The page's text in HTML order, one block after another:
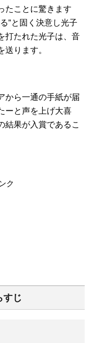
たことに驚きます
”と固く決意し光子
打たれた光子は、音
ります。
から一通の手紙が届
ーと声を上げ大喜
結果が入賞であるこ
ク
すじ